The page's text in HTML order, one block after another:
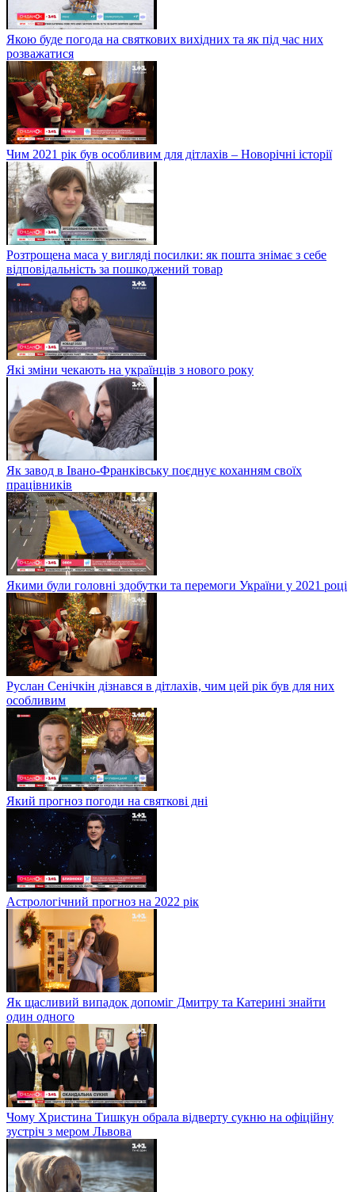
Якою буде погода на святкових вихідних та як під час них
розважатися
Чим 2021 рік був особливим для дітлахів – Новорічні історії
Розтрощена маса у вигляді посилки: як пошта знімає з себе
відповідальність за пошкоджений товар
Які зміни чекають на українців з нового року
Як завод в Івано-Франківську поєднує коханням своїх
працівників
Якими були головні здобутки та перемоги України у 2021 році
Руслан Сенічкін дізнався в дітлахів, чим цей рік був для них
особливим
Який прогноз погоди на святкові дні
Астрологічний прогноз на 2022 рік
Як щасливий випадок допоміг Дмитру та Катерині знайти
один одного
Чому Христина Тишкун обрала відверту сукню на офіційну
зустріч з мером Львова